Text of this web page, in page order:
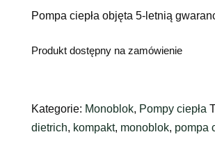
Pompa ciepła objęta 5-letnią
Produkt dostępny na zamówienie
Kategorie: Monoblok, Pompy ciepła
dietrich, kompakt, monoblok, pompa